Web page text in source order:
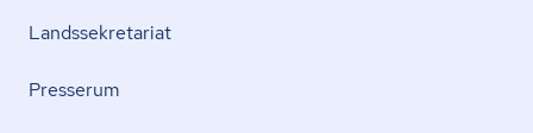
Lands­se­kre­ta­ri­at
Presserum